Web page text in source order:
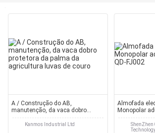
A / Construção do AB,
manutenção, da vaca dobro
protetora da palma da agricultura
luvas de couro
Kanmos Industrial Ltd
Almofada
Monopolar
FJ002
ShenZhen